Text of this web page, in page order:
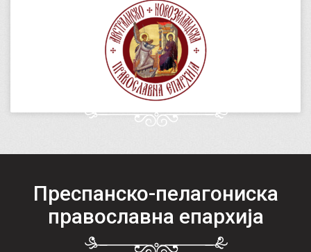
Преспанско-пелагониска
православна епархија